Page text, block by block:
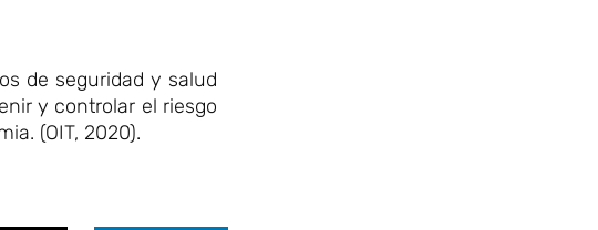
de seguridad y salud
y controlar el riesgo
(OIT, 2020).